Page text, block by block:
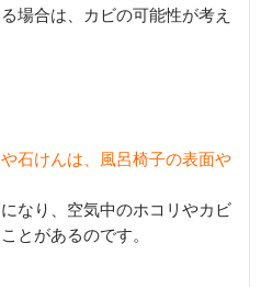
場合は、カビの可能性が考え
石けんは、風呂椅子の表面や
なり、空気中のホコリやカビ
とがあるのです。